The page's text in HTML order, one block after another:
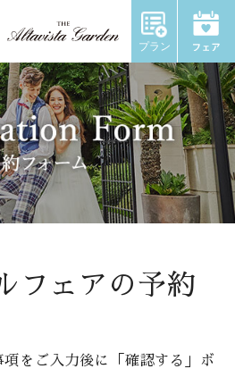
プラン
フェアの予約
項をご入力後に「確認する」ボ